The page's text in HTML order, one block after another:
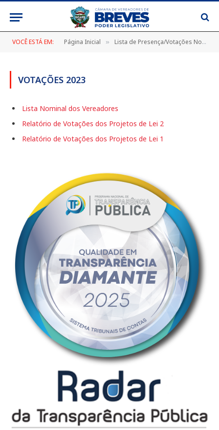
VOCÊ ESTÁ EM: Página Inicial » Lista de Presença/Votações Nominais
VOTAÇÕES 2023
Lista Nominal dos Vereadores
Relatório de Votações dos Projetos de Lei 2
Relatório de Votações dos Projetos de Lei 1